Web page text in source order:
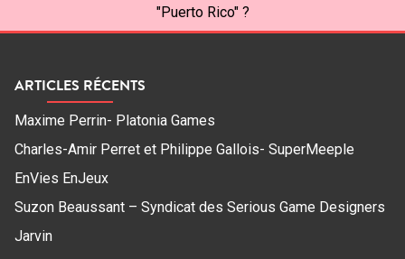
"Puerto Rico" ?
ARTICLES RÉCENTS
Maxime Perrin- Platonia Games
Charles-Amir Perret et Philippe Gallois- SuperMeeple
EnVies EnJeux
Suzon Beaussant – Syndicat des Serious Game Designers
Jarvin